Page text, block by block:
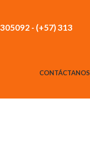
- (+57) 313
CONTÁCTANOS